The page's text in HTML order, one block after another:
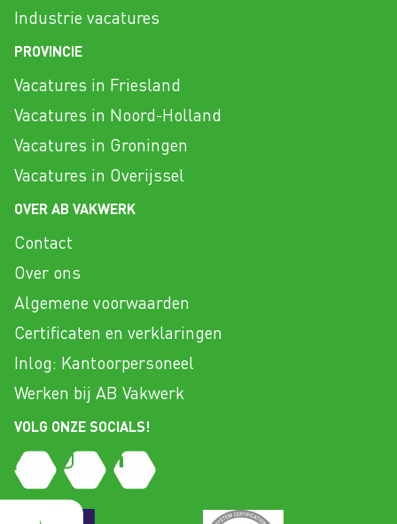
Industrie vacatures
PROVINCIE
Vacatures in Friesland
Vacatures in Noord-Holland
Vacatures in Groningen
Vacatures in Overijssel
OVER AB VAKWERK
Contact
Over ons
Algemene voorwaarden
Certificaten en verklaringen
Inlog: Kantoorpersoneel
Werken bij AB Vakwerk
VOLG ONZE SOCIALS!